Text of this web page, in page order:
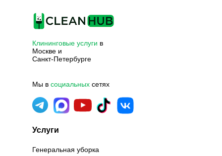
Мы в социальных сетях
Клининговые услуги в
Москве и
Санкт-Петербурге
Услуги
Генеральная уборка